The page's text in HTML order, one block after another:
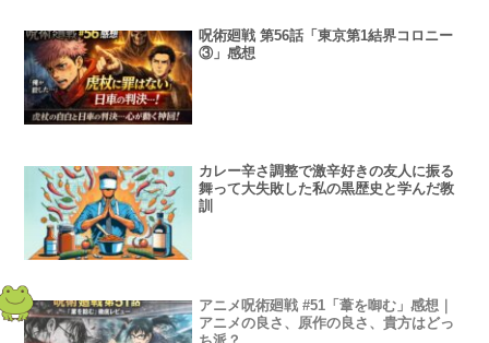
呪術廻戦 第56話「東京第1結界コロニー
③」感想
カレー辛さ調整で激辛好きの友人に振る
舞って大失敗した私の黒歴史と学んだ教
訓
アニメ呪術廻戦 #51「葦を啣む」感想｜
アニメの良さ、原作の良さ、貴方はどっ